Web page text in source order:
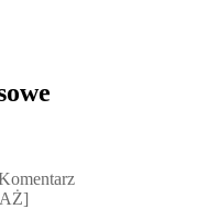
[PRZEDSPRZEDAŻ],